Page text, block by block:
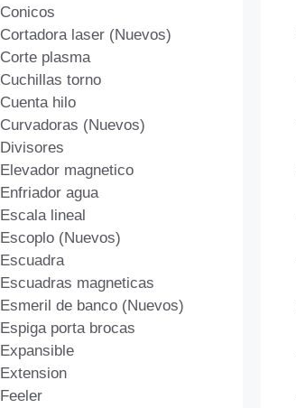
Conicos
Cortadora laser (Nuevos)
Corte plasma
Cuchillas torno
Cuenta hilo
Curvadoras (Nuevos)
Divisores
Elevador magnetico
Enfriador agua
Escala lineal
Escoplo (Nuevos)
Escuadra
Escuadras magneticas
Esmeril de banco (Nuevos)
Espiga porta brocas
Expansible
Extension
Feeler